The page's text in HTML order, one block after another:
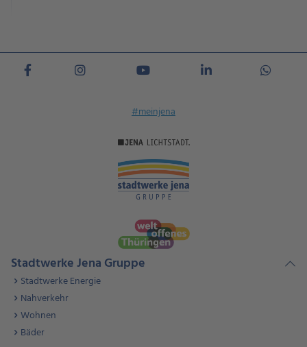
#meinjena
Stadtwerke Jena Gruppe
Stadtwerke Energie
Nahverkehr
Wohnen
Bäder